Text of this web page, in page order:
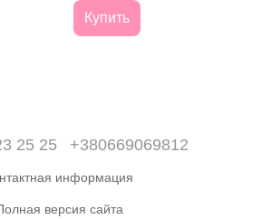
Купить
25 25 +380669069812
информация
версия сайта